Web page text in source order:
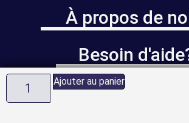
Ajouter au panier
À propos de
Besoin